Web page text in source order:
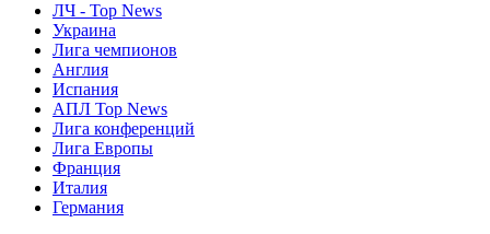
ЛЧ - Top News
Украина
Лига чемпионов
Англия
Испания
АПЛ Top News
Лига конференций
Лига Европы
Франция
Италия
Германия